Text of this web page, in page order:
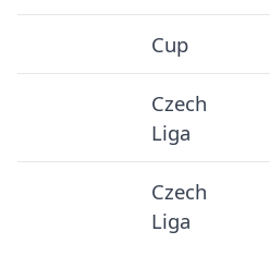
Cup
Czech
Liga
Czech
Liga